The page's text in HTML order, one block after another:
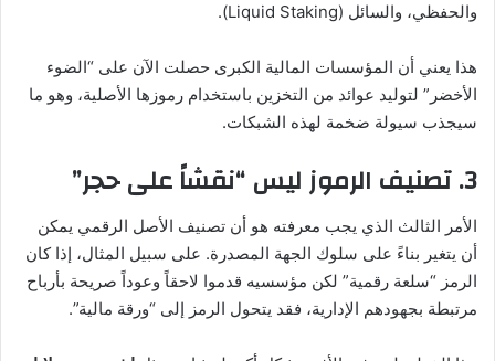
والحفظي، والسائل (Liquid Staking).
هذا يعني أن المؤسسات المالية الكبرى حصلت الآن على “الضوء
الأخضر” لتوليد عوائد من التخزين باستخدام رموزها الأصلية، وهو ما
سيجذب سيولة ضخمة لهذه الشبكات.
3. تصنيف الرموز ليس “نقشاً على حجر”
الأمر الثالث الذي يجب معرفته هو أن تصنيف الأصل الرقمي يمكن
أن يتغير بناءً على سلوك الجهة المصدرة. على سبيل المثال، إذا كان
الرمز “سلعة رقمية” لكن مؤسسيه قدموا لاحقاً وعوداً صريحة بأرباح
مرتبطة بجهودهم الإدارية، فقد يتحول الرمز إلى “ورقة مالية”.